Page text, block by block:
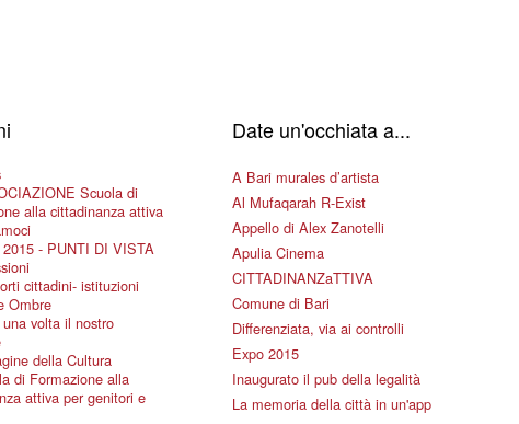
Scuola di
alla cittadinanza attiva
2015 - PUNTI DI VISTA
cittadini- istituzioni
Ombre
volta il nostro
della Cultura
di Formazione alla
attiva per genitori e
Date un'occhiata a...
A Bari murales d’artista
Al Mufaqarah R-Exist
Appello di Alex Zanotelli
Apulia Cinema
CITTADINANZaTTIVA
Comune di Bari
Differenziata, via ai controlli
Expo 2015
Inaugurato il pub della legalità
La memoria della città in un'app